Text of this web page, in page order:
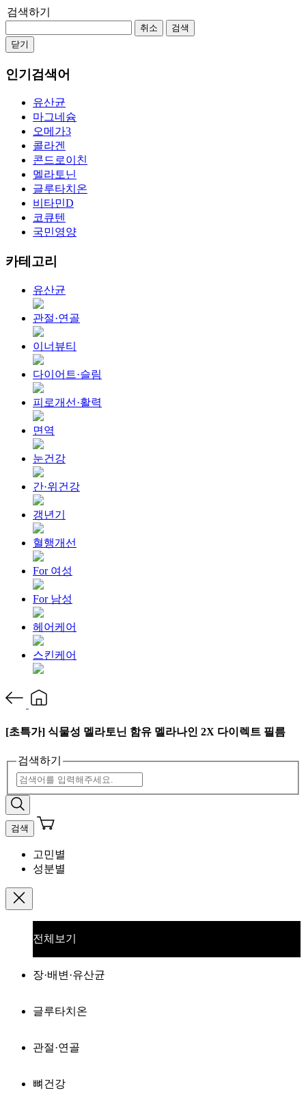
검색하기
취소
검색
닫기
인기검색어
유산균
마그네슘
오메가3
콜라겐
콘드로이친
멜라토닌
글루타치온
비타민D
코큐텐
국민영양
카테고리
유산균
관절·연골
이너뷰티
다이어트·슬림
피로개선·활력
면역
눈건강
간·위건강
갱년기
혈행개선
For 여성
For 남성
헤어케어
스킨케어
[초특가] 식물성 멜라토닌 함유 멜라나인 2X 다이렉트 필름
검색하기
검색
고민별
성분별
전체보기
장·배변·유산균
글루타치온
관절·연골
뼈건강